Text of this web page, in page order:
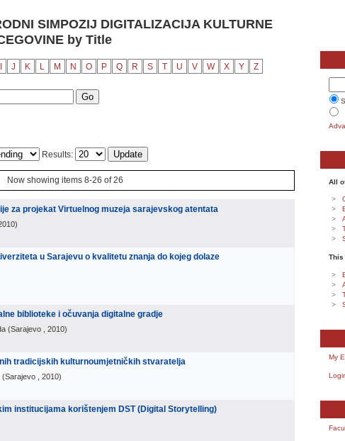
SIMPOZIJ DIGITALIZACIJA KULTURNE
by Title
J K L M N O P Q R S T U V W X Y Z
Results:
Now showing items 8-26 of 26
za projekat Virtuelnog muzeja sarajevskog atentata
2010)
u Sarajevu o kvalitetu znanja do kojeg dolaze
biblioteke i očuvanja digitalne gradje
(Sarajevo , 2010)
tradicijskih kulturnoumjetničkih stvaratelja
(Sarajevo , 2010)
institucijama korištenjem DST (Digital Storytelling)
All
This
My